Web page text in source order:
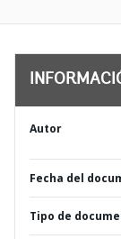
Autor
Fecha del
Tipo de